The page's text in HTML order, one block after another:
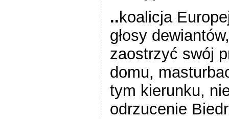
..koalicja
głosy
zaostrzyć swój
domu,
tym kierunku,
odrzucenie